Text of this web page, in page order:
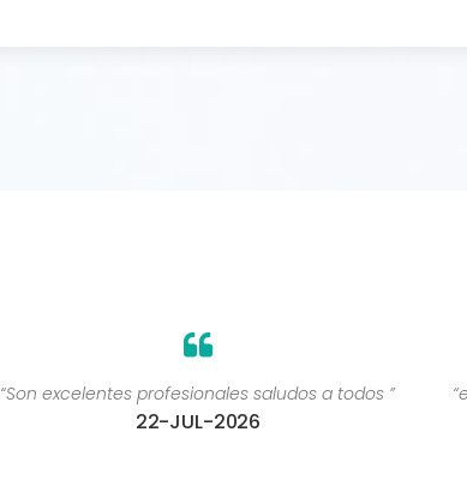
“Son excelentes profesionales saludos a todos ”
22-JUL-2026